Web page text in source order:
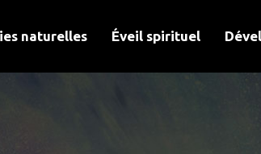
naturelles Éveil spirituel